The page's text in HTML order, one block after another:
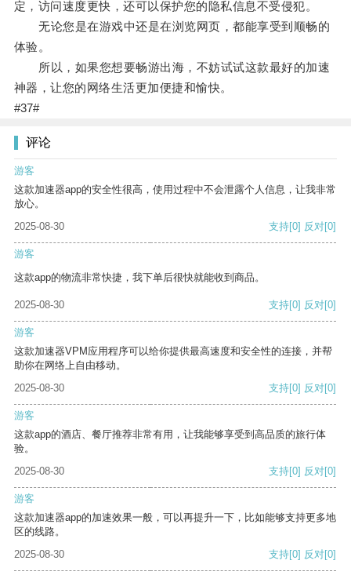
定，访问速度更快，还可以保护您的隐私信息不受侵犯。
无论您是在游戏中还是在浏览网页，都能享受到顺畅的
体验。
所以，如果您想要畅游出海，不妨试试这款最好的加速
神器，让您的网络生活更加便捷和愉快。
#37#
评论
游客
这款加速器app的安全性很高，使用过程中不会泄露个人信息，让我非常
放心。
2025-08-30
支持[0] 反对[0]
游客
这款app的物流非常快捷，我下单后很快就能收到商品。
2025-08-30 支持[0] 反对[0]
游客
这款加速器VPM应用程序可以给你提供最高速度和安全性的连接，并帮
助你在网络上自由移动。
2025-08-30
支持[0] 反对[0]
游客
这款app的酒店、餐厅推荐非常有用，让我能够享受到高品质的旅行体
验。
2025-08-30
支持[0] 反对[0]
游客
这款加速器app的加速效果一般，可以再提升一下，比如能够支持更多地
区的线路。
2025-08-30
支持[0] 反对[0]